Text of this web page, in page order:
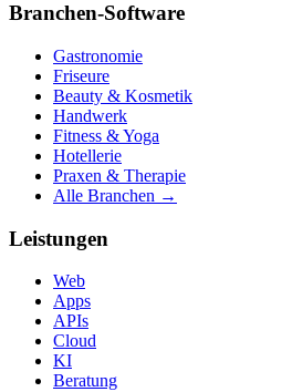
Branchen-Software
Gastronomie
Friseure
Beauty & Kosmetik
Handwerk
Fitness & Yoga
Hotellerie
Praxen & Therapie
Alle Branchen →
Leistungen
Web
Apps
APIs
Cloud
KI
Beratung